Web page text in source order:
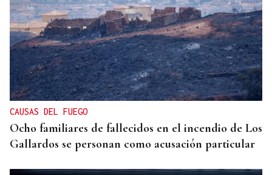
CAUSAS DEL FUEGO
Ocho familiares de fallecidos en el incendio de Los
Gallardos se personan como acusación particular